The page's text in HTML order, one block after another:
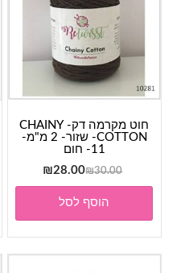
חוט מקרמה דק- CHAINY
COTTON- שזור- 2 מ"מ-
11- חום
₪30.00
המחיר
המקורי
היה:
₪30.00.
₪28.00
המחיר
הנוכחי
₪28.00.
הוסף לסל